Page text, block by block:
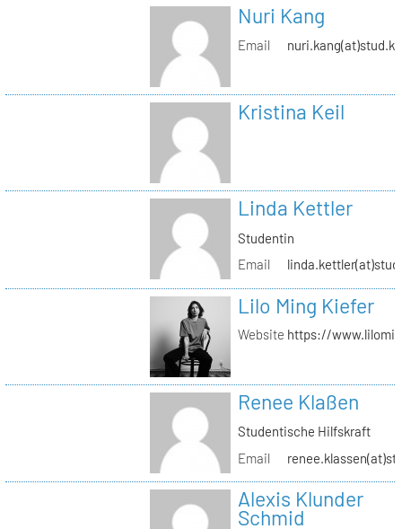
Nuri Kang
Email
Kristina Keil
Linda Kettler
Studentin
Email
Lilo Ming Kiefer
Website https://
Renee Klaßen
Studentische Hilfskraft
Email
Alexis Klunder
Schmid